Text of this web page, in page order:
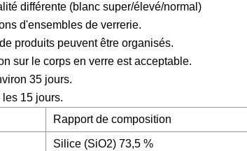
différente (blanc super/élevé/normal)
d'ensembles de verrerie.
produits peuvent être organisés.
sur le corps en verre est acceptable.
35 jours.
15 jours.
Rapport de composition
Silice (SiO2) 73,5 %